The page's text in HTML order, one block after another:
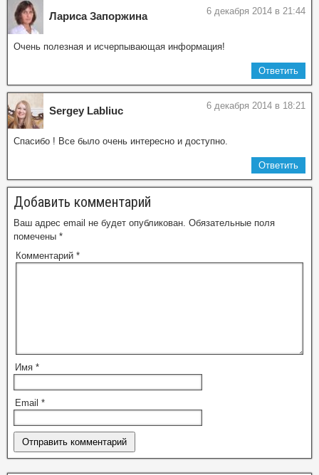
Лариса Запоржина 6 декабря 2014 в 21:44
Очень полезная и исчерпывающая информация!
Ответить
Sergey Labliuc 6 декабря 2014 в 18:21
Спасибо ! Все было очень интересно и доступно.
Ответить
Добавить комментарий
Ваш адрес email не будет опубликован. Обязательные поля
помечены *
Комментарий *
Имя *
Email *